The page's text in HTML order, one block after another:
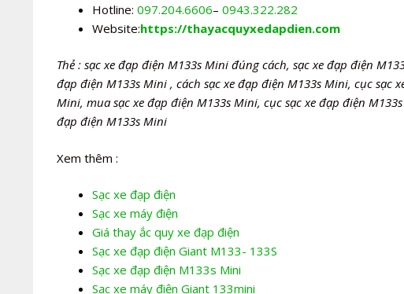
Hotline: 097.204.6606– 0943.322.282
Website:https://thayacquyxedapdien.com
Thẻ : sạc xe đạp điện M133s Mini đúng cách, sạc xe đạp điện
đạp điện M133s Mini , cách sạc xe đạp điện M133s Mini, cục sạc
Mini, mua sạc xe đạp điện M133s Mini, cục sạc xe đạp điện
đạp điện M133s Mini
Xem thêm :
Sạc xe đạp điện
Sạc xe máy điện
Giá thay ắc quy xe đạp điện
Sạc xe đạp điện Giant M133- 133S
Sạc xe đạp điện M133s Mini
Sạc xe máy điện Giant 133mini